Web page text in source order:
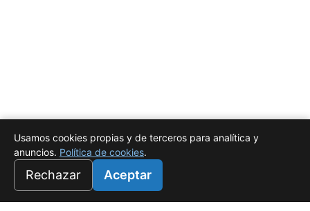
Usamos cookies propias y de terceros para analítica y
anuncios. Política de cookies.
Rechazar Aceptar